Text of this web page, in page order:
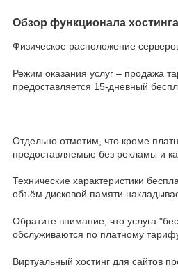
Обзор функционала
Физическое расположение
Режим оказания услуг – продажа
предоставляется 15-дневный
Отдельно отметим, что кроме
предоставляемые без рекламы и
Технические характеристики
объём дисковой памяти
Обратите внимание, что услуга
обслуживаются по платному
Виртуальный хостинг для сайтов